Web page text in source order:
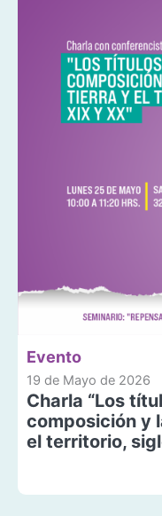
Evento
19 de Mayo de 2026
Charla “Los
composición y
el territorio,